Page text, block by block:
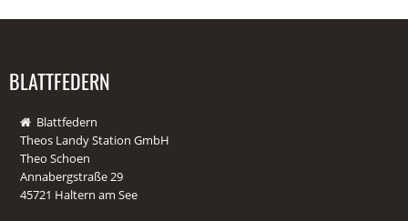
BLATTFEDERN
Blattfedern
Theos Landy Station GmbH
Theo Schoen
Annabergstraße 29
45721 Haltern am See